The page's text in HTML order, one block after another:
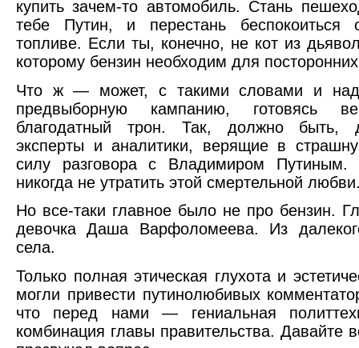
купить зачем-то автомобиль. Стань
тебе Путин, и перестань беспокоиться
топливе. Если ты, конечно, не кот из
которому бензин необходим для
Что ж — может, с такими словами и
предвыборную кампанию, готовясь
благодатный трон. Так, должно быть,
эксперты и аналитики, верящие в
силу разговора с Владимиром
никогда не утратить этой смертельной
Но все-таки главное было не про бензин.
девочка Даша Варфоломеева. Из
села.
Только полная этическая глухота и
могли привести путинолюбивых
что перед нами — гениальная
комбинация главы правительства. Давайте